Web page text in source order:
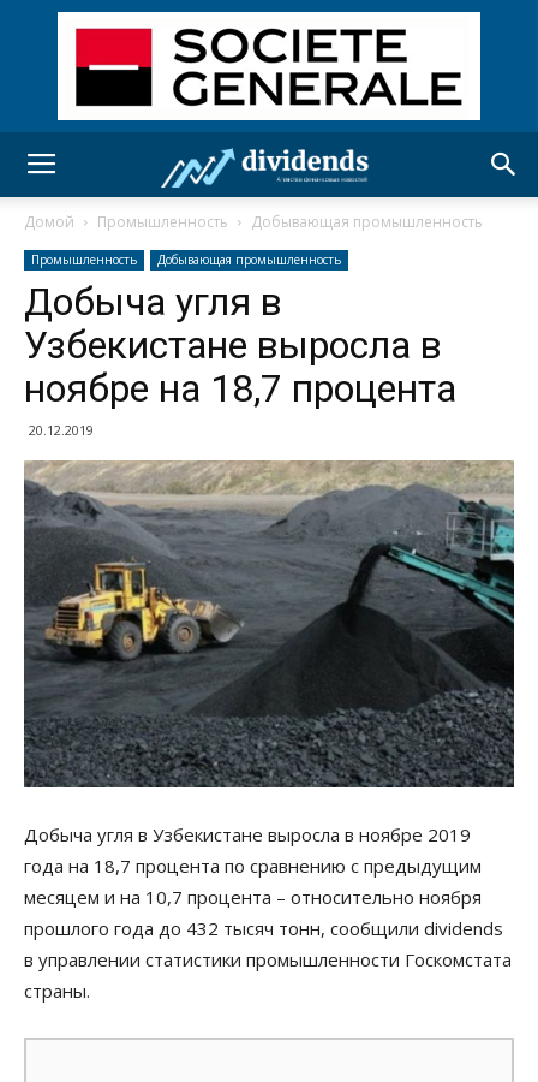
Домой Промышленность Добывающая промышленность
Промышленность Добывающая промышленность
Добыча угля в
Узбекистане выросла в
ноябре на 18,7 процента
20.12.2019
Добыча угля в Узбекистане выросла в ноябре 2019
года на 18,7 процента по сравнению с предыдущим
месяцем и на 10,7 процента – относительно ноября
прошлого года до 432 тысяч тонн, сообщили dividends
в управлении статистики промышленности Госкомстата
страны.